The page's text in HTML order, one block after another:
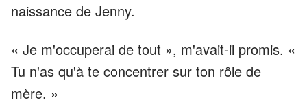
naissance de Jenny.
« Je m'occuperai de tout », m'avait-il promis. «
Tu n'as qu'à te concentrer sur ton rôle de
mère. »